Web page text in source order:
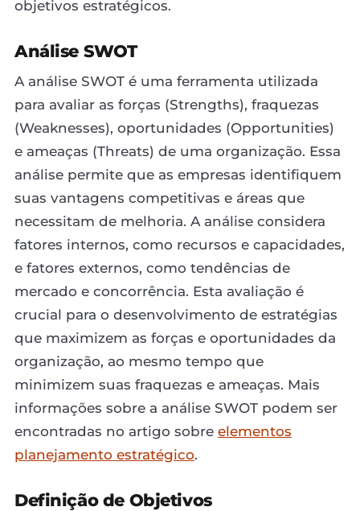
objetivos estratégicos.
Análise SWOT
A análise SWOT é uma ferramenta utilizada
para avaliar as forças (Strengths), fraquezas
(Weaknesses), oportunidades (Opportunities)
e ameaças (Threats) de uma organização. Essa
análise permite que as empresas identifiquem
suas vantagens competitivas e áreas que
necessitam de melhoria. A análise considera
fatores internos, como recursos e capacidades,
e fatores externos, como tendências de
mercado e concorrência. Esta avaliação é
crucial para o desenvolvimento de estratégias
que maximizem as forças e oportunidades da
organização, ao mesmo tempo que
minimizem suas fraquezas e ameaças. Mais
informações sobre a análise SWOT podem ser
encontradas no artigo sobre elementos
planejamento estratégico.
Definição de Objetivos